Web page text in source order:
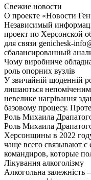
Свежие новости
О проекте «Новости
Независимый
проект по Херсонской
для связи genichesk-
сбалансированный
Чому виробниче
роль опорних вузлів
У звичайній щоденній
лишаються
невелике нагрівання
базовому процесу.
Роль Михаила
Роль Михаила
Херсонщины в 2022
чаще всего связывают
командиров, которые
Лікування алкоголізму
Алкогольна